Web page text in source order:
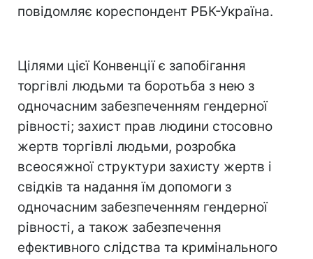
повідомляє кореспондент РБК-Україна.
Цілями цієї Конвенції є запобігання
торгівлі людьми та боротьба з нею з
одночасним забезпеченням гендерної
рівності; захист прав людини стосовно
жертв торгівлі людьми, розробка
всеосяжної структури захисту жертв і
свідків та надання їм допомоги з
одночасним забезпеченням гендерної
рівності, а також забезпечення
ефективного слідства та кримінального